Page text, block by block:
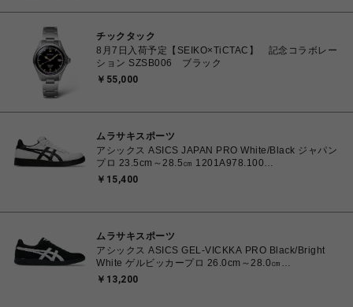
チックタック
8月7日入荷予定【SEIKO×TiCTAC】 記念コラボレー
ション SZSB006 ブラック
￥55,000
ムラサキスポーツ
アシックス ASICS JAPAN PRO White/Black ジャパン
プロ 23.5cm～28.5㎝ 1201A978.100
4550457071079 メンズ レディース スニーカー スケ
￥15,400
ムラサキスポーツ
アシックス ASICS GEL-VICKKA PRO Black/Bright
White ゲルビッカープロ 26.0cm～28.0㎝
1201A486.006 4570158997553 メンズ スニーカー
￥13,200